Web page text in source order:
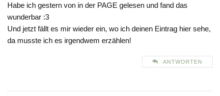
Habe ich gestern von in der PAGE gelesen und fand das
wunderbar :3
Und jetzt fällt es mir wieder ein, wo ich deinen Eintrag hier sehe,
da musste ich es irgendwem erzählen!
ANTWORTEN